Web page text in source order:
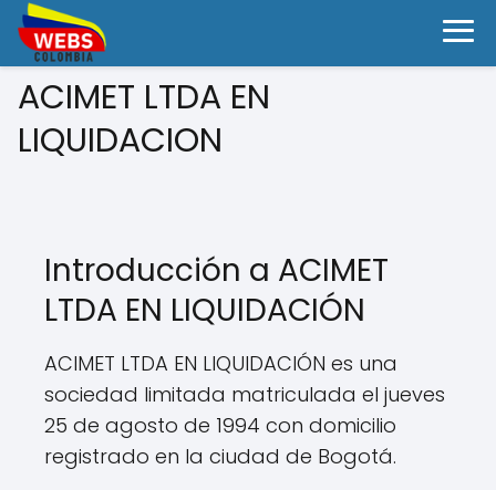
ACIMET LTDA EN
LIQUIDACION
Introducción a ACIMET
LTDA EN LIQUIDACIÓN
ACIMET LTDA EN LIQUIDACIÓN es una
sociedad limitada matriculada el jueves
25 de agosto de 1994 con domicilio
registrado en la ciudad de Bogotá.